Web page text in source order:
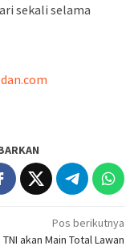
sekali selama
Pos berikutnya
TNI akan Main Total Lawan